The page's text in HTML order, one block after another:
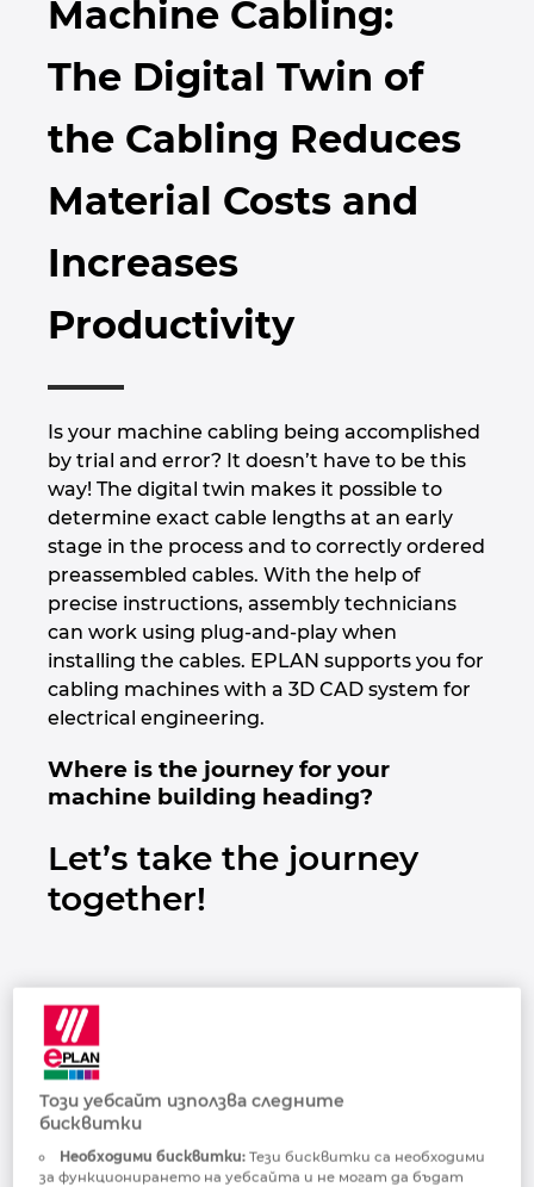
Machine Cabling:
The Digital Twin of
the Cabling Reduces
Material Costs and
Increases
Productivity
Is your machine cabling being accomplished
by trial and error? It doesn’t have to be this
way! The digital twin makes it possible to
determine exact cable lengths at an early
stage in the process and to correctly ordered
preassembled cables. With the help of
precise instructions, assembly technicians
can work using plug-and-play when
installing the cables. EPLAN supports you for
cabling machines with a 3D CAD system for
electrical engineering.
Where is the journey for your
machine building heading?
Let’s take the journey
together!
Потребителски отчети
EPLAN Data Portal
EPLAN Образование за класни стаи
EPLAN Collaboration Apps
Бруней
България
Великобритания
Германия
Гърция
Дания
Индия
Индонезия
Ирландия
Испания
Италия
Китай
Китай Тайван
Колумбия
Литва
Люксембург
Малайзия
Мексико
Този уебсайт използва следните
бисквитки
Необходими бисквитки:Тези бисквитки са необходими
за функционирането на уебсайта и не могат да бъдат